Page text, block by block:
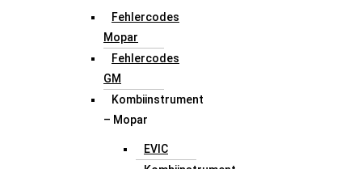
Fehlercodes
Mopar
Fehlercodes
GM
Kombiinstrument
– Mopar
EVIC